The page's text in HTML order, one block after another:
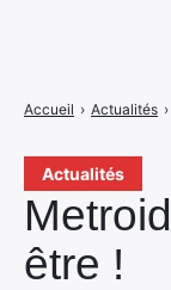
Actualités
être !
Accueil › Actualités ›